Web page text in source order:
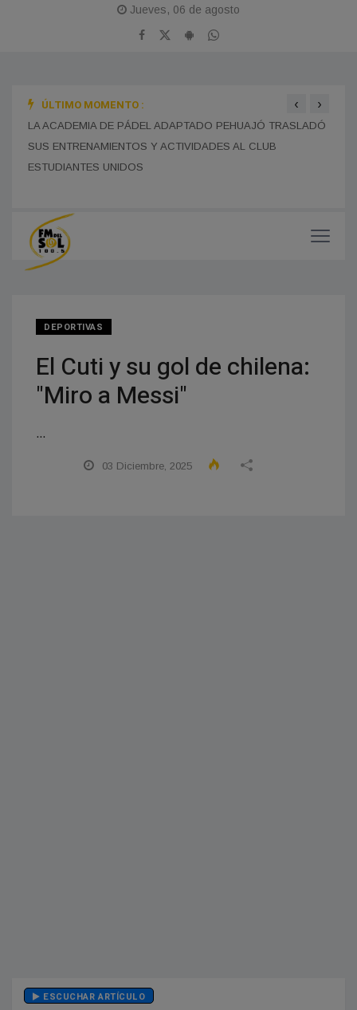
Jueves, 06 de agosto
ÚLTIMO MOMENTO :
EN EL PERÍMETRO EXTERIOR PARA REFORZAR LA
‹ ›
DEPORTIVAS
El Cuti y su gol de chilena:
"Miro a Messi"
...
03 Diciembre, 2025
ESCUCHAR ARTÍCULO